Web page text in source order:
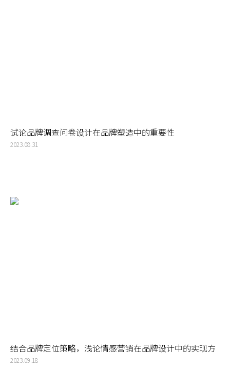
试论品牌调查问卷设计在品牌塑造中的重要性
2023.08.31
结合品牌定位策略，浅论情感营销在品牌设计中的实现方
法
2023.09.18